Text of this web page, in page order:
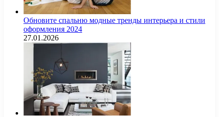
Обновите спальню модные тренды интерьера и стили
оформления 2024
27.01.2026